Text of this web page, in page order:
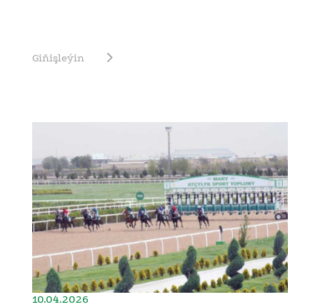
Giňişleýin
10.04.2026